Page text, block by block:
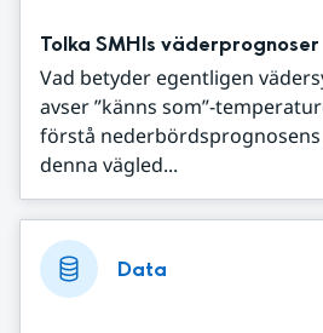
Tolka SMHIs väderprognoser
Vad betyder egentligen
avser ”känns som”-
förstå
denna vägled...
Data